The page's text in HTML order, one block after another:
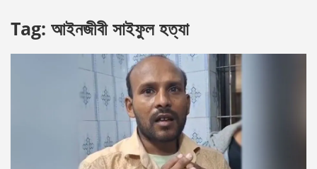
Tag: আইনজীবী সাইফুল হত্যা